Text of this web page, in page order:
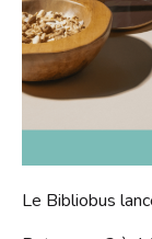
Jeux vidéo
Lire dans
Livres
Mangas
Propositions
Emprunter
Prolonger
Pour les
Tarifs
HORAIRES
Le Bibliobus
Présentation
Newsletter
Galerie
Le Bibliobus